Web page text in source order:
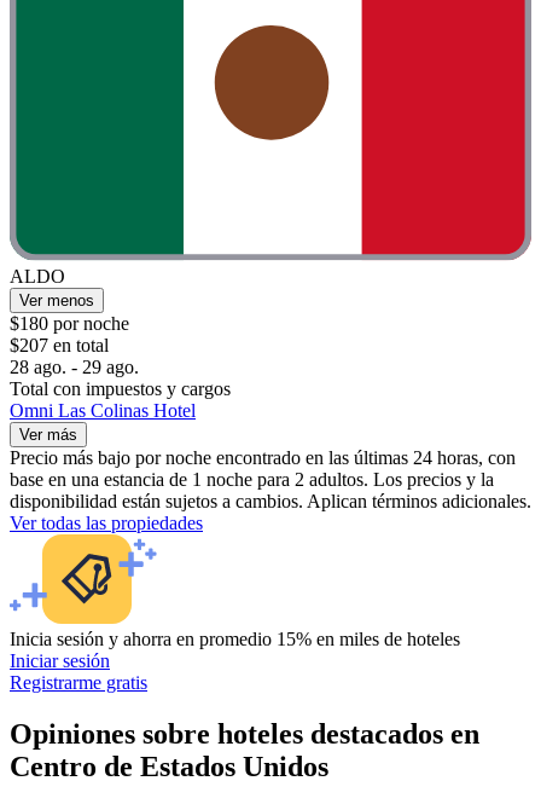
ALDO
Ver menos
$180 por noche
$207 en total
28 ago. - 29 ago.
Total con impuestos y cargos
Omni Las Colinas Hotel
Ver más
Precio más bajo por noche encontrado en las últimas 24 horas, con
base en una estancia de 1 noche para 2 adultos. Los precios y la
disponibilidad están sujetos a cambios. Aplican términos adicionales.
Ver todas las propiedades
Inicia sesión y ahorra en promedio 15% en miles de hoteles
Iniciar sesión
Registrarme gratis
Opiniones sobre hoteles destacados en
Centro de Estados Unidos